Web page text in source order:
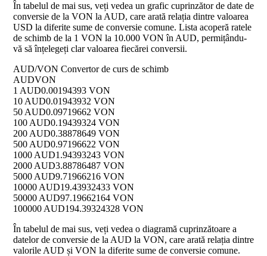
În tabelul de mai sus, veți vedea un grafic cuprinzător de date de
conversie de la VON la AUD, care arată relația dintre valoarea
USD la diferite sume de conversie comune. Lista acoperă ratele
de schimb de la 1 VON la 10.000 VON în AUD, permițându-
vă să înțelegeți clar valoarea fiecărei conversii.
AUD/VON Convertor de curs de schimb
AUDVON
1 AUD0.00194393 VON
10 AUD0.01943932 VON
50 AUD0.09719662 VON
100 AUD0.19439324 VON
200 AUD0.38878649 VON
500 AUD0.97196622 VON
1000 AUD1.94393243 VON
2000 AUD3.88786487 VON
5000 AUD9.71966216 VON
10000 AUD19.43932433 VON
50000 AUD97.19662164 VON
100000 AUD194.39324328 VON
În tabelul de mai sus, veți vedea o diagramă cuprinzătoare a
datelor de conversie de la AUD la VON, care arată relația dintre
valorile AUD și VON la diferite sume de conversie comune.